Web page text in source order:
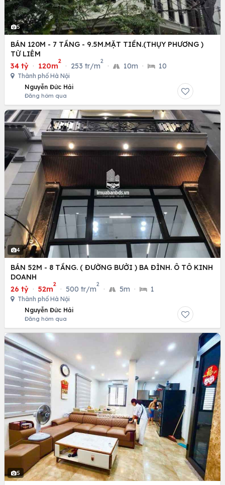
5
BÁN 120M - 7 TẦNG - 9.5M.MẶT TIỀN.(THỤY PHƯƠNG )
TỪ LIÊM
34 tỷ · 120m
2
· 253 tr/m
2
· 10m · 10
Thành phố Hà Nội
Nguyễn Đức Hải
Đăng hôm qua
4
BÁN 52M - 8 TẦNG. ( ĐƯỜNG BƯỞI ) BA ĐÌNH. Ô TÔ KINH
DOANH
26 tỷ · 52m
2
· 500 tr/m
2
· 5m · 1
Thành phố Hà Nội
Nguyễn Đức Hải
Đăng hôm qua
5